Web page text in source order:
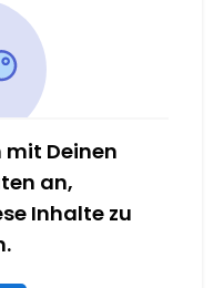
mit Deinen
an,
Inhalte zu